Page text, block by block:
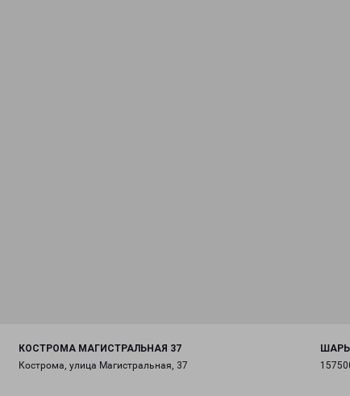
КОСТРОМА МАГИСТРАЛЬНАЯ 37
Кострома, улица Магистральная, 37